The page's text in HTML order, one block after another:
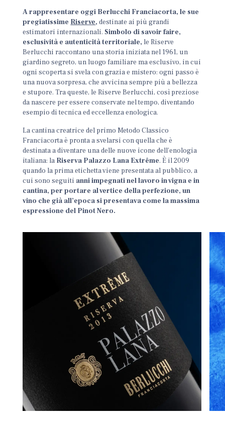
A rappresentare oggi Berlucchi Franciacorta, le sue
pregiatissime Riserve, destinate ai più grandi
estimatori internazionali. Simbolo di savoir faire,
esclusività e autenticità territoriale, le Riserve
Berlucchi raccontano una storia iniziata nel 1961, un
giardino segreto, un luogo familiare ma esclusivo, in cui
ogni scoperta si svela con grazia e mistero: ogni passo è
una nuova sorpresa, che avvicina sempre più a bellezza
e stupore. Tra queste, le Riserve Berlucchi, così preziose
da nascere per essere conservate nel tempo, diventando
esempio di tecnica ed eccellenza enologica.
La cantina creatrice del primo Metodo Classico
Franciacorta è pronta a svelarsi con quella che è
destinata a diventare una delle nuove icone dell’enologia
italiana: la Riserva Palazzo Lana Extrême. È il 2009
quando la prima etichetta viene presentata al pubblico, a
cui sono seguiti anni impegnati nel lavoro in vigna e in
cantina, per portare al vertice della perfezione, un
vino che già all’epoca si presentava come la massima
espressione del Pinot Nero.